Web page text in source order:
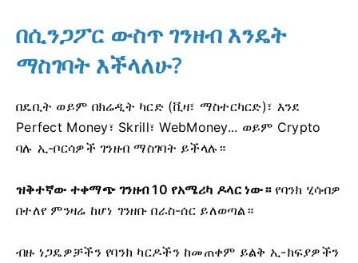
በሲንጋፖር ውስጥ ገንዘብ እንዴት
ማስገባት እችላለሁ?
በዴቢት ወይም በክሬዲት ካርድ (ቪዛ፣ ማስተርካርድ)፣ እንደ
Perfect Money፣ Skrill፣ WebMoney... ወይም Crypto
ባሉ ኢ-ቦርሳዎች ገንዘብ ማስገባት ይችላሉ።
ዝቅተኛው ተቀማጭ ገንዘብ 10 የአሜሪካ ዶላር ነው።የባንክ ሂሳብዎ
በተለየ ምንዛሬ ከሆነ ገንዘቡ በራስ-ሰር ይለወጣል።
ብዙ ነጋዴዎቻችን የባንክ ካርዶችን ከመጠቀም ይልቅ ኢ-ክፍያዎችን